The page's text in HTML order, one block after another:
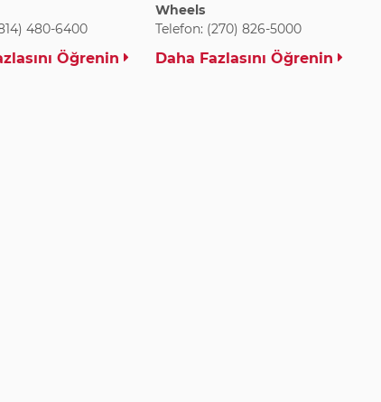
480-6400
Öğrenin
Wheels
Telefon: (270) 826-5000
Daha Fazlasını Öğrenin